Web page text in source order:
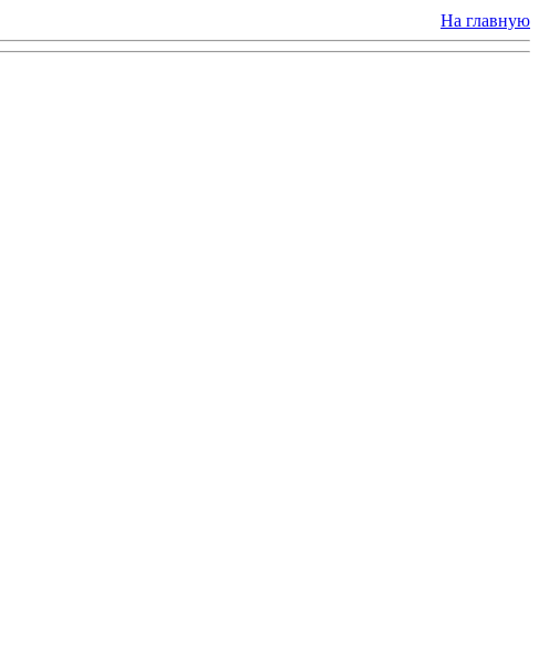
На главную